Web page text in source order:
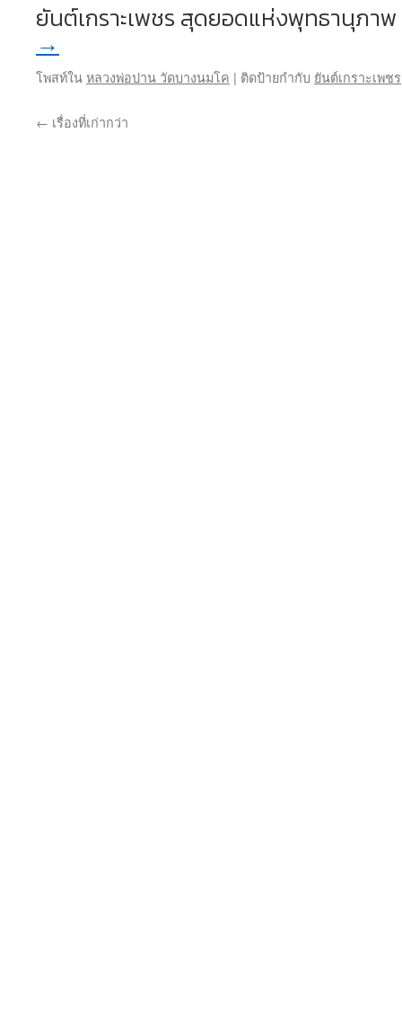
ยันต์เกราะเพชร สุดยอดแห่งพุทธานุภา
→
โพสท์ในหลวงพ่อปาน วัดบางนมโค | ติดป้ายกำกับ ยันต์เกราะเพชร
← เรื่องที่เก่ากว่า